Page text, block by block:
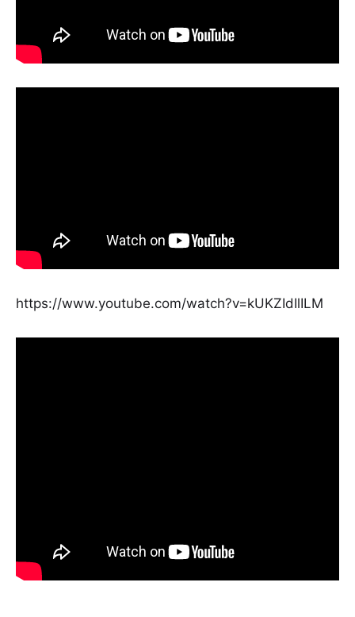
https://www.youtube.com/watch?v=kUKZIdIlILM